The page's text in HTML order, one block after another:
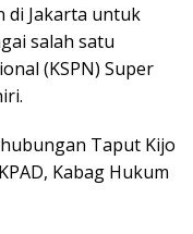
di Jakarta untuk
salah satu
(KSPN) Super
Taput Kijo
Kabag Hukum